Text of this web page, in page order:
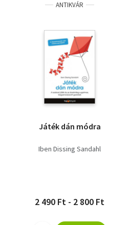
ANTIKVÁR
Játék dán módra
Iben Dissing Sandahl
2 490 Ft - 2 800 Ft